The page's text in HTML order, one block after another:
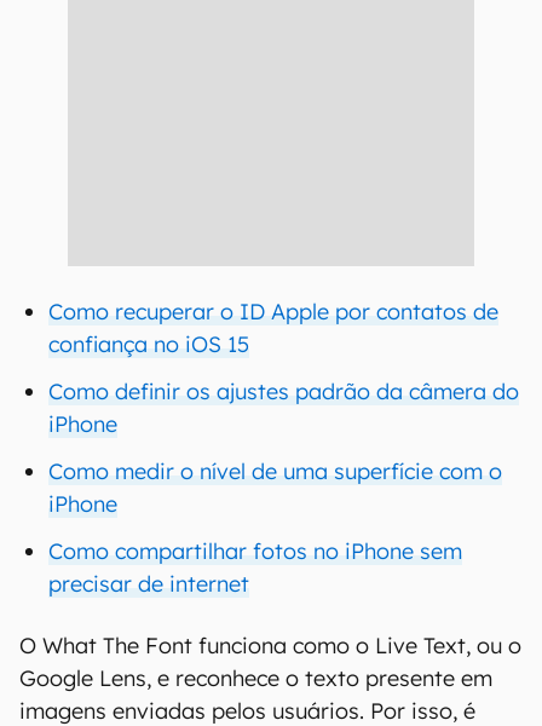
Como recuperar o ID Apple por contatos de
confiança no iOS 15
Como definir os ajustes padrão da câmera do
iPhone
Como medir o nível de uma superfície com o
iPhone
Como compartilhar fotos no iPhone sem
precisar de internet
O What The Font funciona como o Live Text, ou o
Google Lens, e reconhece o texto presente em
imagens enviadas pelos usuários. Por isso, é